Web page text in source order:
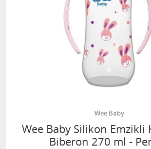
Wee Baby
Wee Baby Silikon Emzikli
Biberon 270 ml -